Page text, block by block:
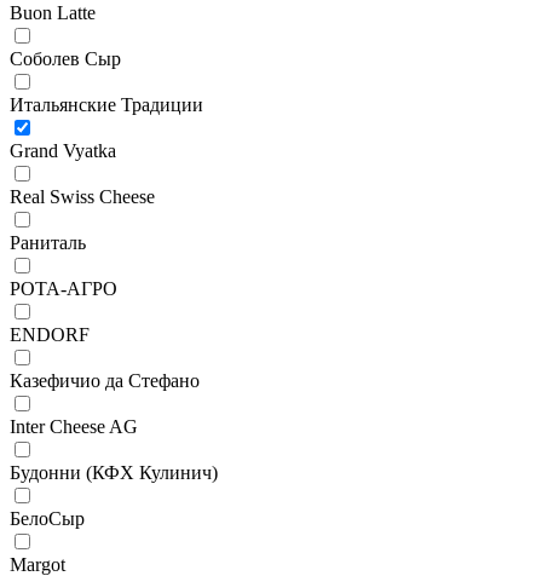
Buon Latte
Соболев Сыр
Итальянские Традиции
Grand Vyatka
Real Swiss Cheese
Раниталь
РОТА-АГРО
ENDORF
Казефичио да Стефано
Inter Cheese AG
Будонни (КФХ Кулинич)
БелоСыр
Margot